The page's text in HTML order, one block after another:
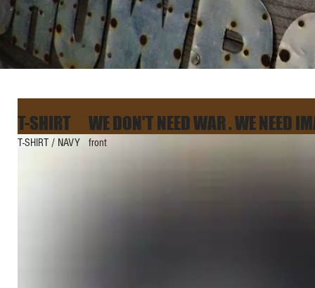
T-SHIRT WE DON'T NEED WAR . WE NEED
T-SHIRT / NAVY   front